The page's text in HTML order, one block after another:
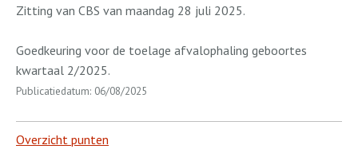
Zitting van CBS van maandag 28 juli 2025.
Goedkeuring voor de toelage afvalophaling geboortes
kwartaal 2/2025.
Publicatiedatum: 06/08/2025
Overzicht punten